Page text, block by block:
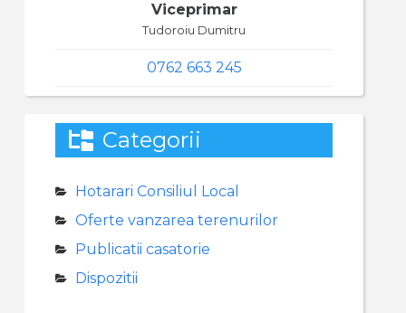
Viceprimar
Tudoroiu Dumitru
0762 663 245
Categorii
Hotarari Consiliul Local
Oferte vanzarea terenurilor
Publicatii casatorie
Dispozitii